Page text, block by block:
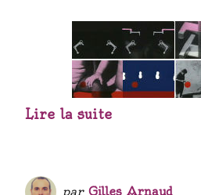
Lire la suite
par Gilles Arnaud